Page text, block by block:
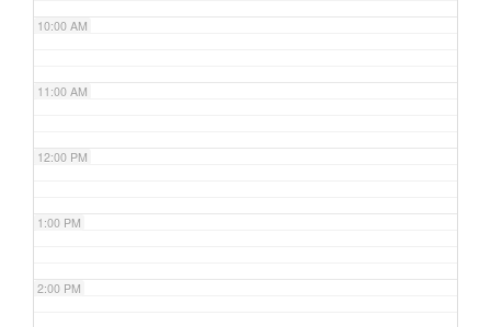
10:00 AM
11:00 AM
12:00 PM
1:00 PM
2:00 PM